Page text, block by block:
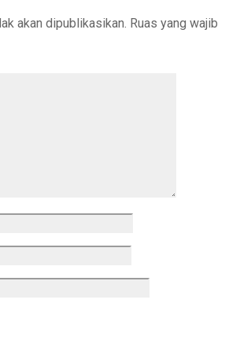
akan dipublikasikan. Ruas yang wajib